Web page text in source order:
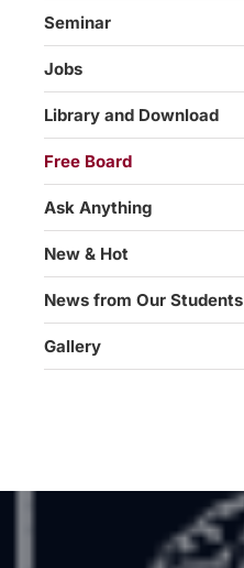
Seminar
Jobs
Library and Download
Free Board
Ask Anything
New & Hot
News from Our Students
Gallery